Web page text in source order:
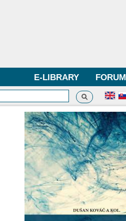
FORUM
E-LIBRARY
form
Search